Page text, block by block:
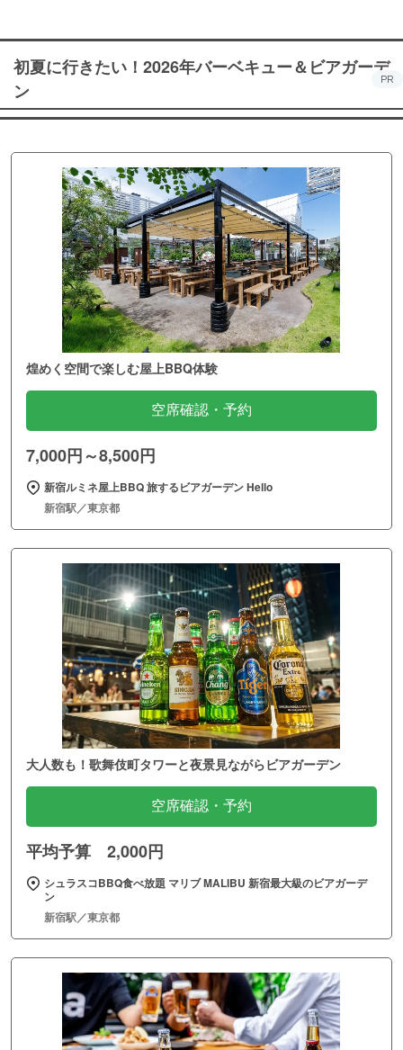
初夏に行きたい！2026年バーベキュー＆ビアガーデ
ン
PR
煌めく空間で楽しむ屋上BBQ体験
空席確認・予約
7,000円～8,500円
新宿ルミネ屋上BBQ 旅するビアガーデン Hello
新宿駅／東京都
大人数も！歌舞伎町タワーと夜景見ながらビアガーデン
空席確認・予約
平均予算 2,000円
シュラスコBBQ食べ放題 マリブ MALIBU 新宿最大級のビアガーデ
ン
新宿駅／東京都